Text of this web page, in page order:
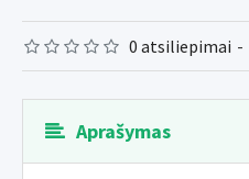
0 atsiliepimai -
Aprašymas